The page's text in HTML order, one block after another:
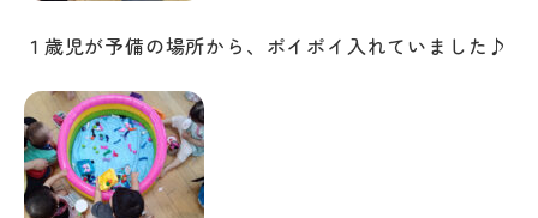
１歳児が予備の場所から、ポイポイ入れていました♪